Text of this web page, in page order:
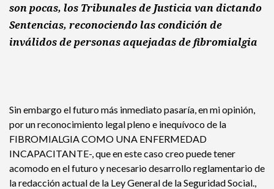
son pocas, los Tribunales de Justicia van dictando
Sentencias, reconociendo las condición de
inválidos de personas aquejadas de fibromialgia
Sin embargo el futuro más inmediato pasaría, en mi opinión,
por un reconocimiento legal pleno e inequívoco de la
FIBROMIALGIA COMO UNA ENFERMEDAD
INCAPACITANTE-, que en este caso creo puede tener
acomodo en el futuro y necesario desarrollo reglamentario de
la redacción actual de la Ley General de la Seguridad Social.,